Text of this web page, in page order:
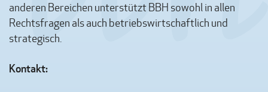
anderen Bereichen unterstützt BBH sowohl in allen
Rechtsfragen als auch betriebswirtschaftlich und
strategisch.
Kontakt: